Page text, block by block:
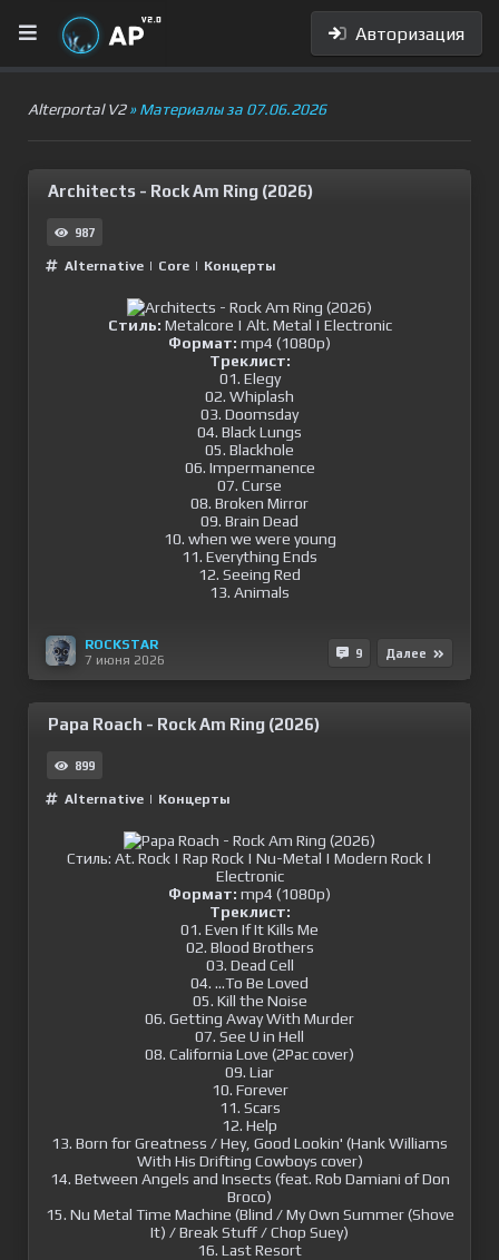
Авторизация
Alterportal V2» Материалы за 07.06.2026
Architects - Rock Am Ring (2026)
987
Alternative | Сore | Концерты
Стиль: Metalcore | Alt. Metal | Electronic
Формат: mp4 (1080p)
Треклист:
01. Elegy
02. Whiplash
03. Doomsday
04. Black Lungs
05. Blackhole
06. Impermanence
07. Curse
08. Broken Mirror
09. Brain Dead
10. when we were young
11. Everything Ends
12. Seeing Red
13. Animals
ROCKSTAR
7 июня 2026
9 Далее
Papa Roach - Rock Am Ring (2026)
899
Alternative | Концерты
Стиль: At. Rock | Rap Rock | Nu-Metal | Modern Rock |
Electronic
Формат: mp4 (1080p)
Треклист:
01. Even If It Kills Me
02. Blood Brothers
03. Dead Cell
04. ...To Be Loved
05. Kill the Noise
06. Getting Away With Murder
07. See U in Hell
08. California Love (2Pac cover)
09. Liar
10. Forever
11. Scars
12. Help
13. Born for Greatness / Hey, Good Lookin' (Hank Williams
With His Drifting Cowboys cover)
14. Between Angels and Insects (feat. Rob Damiani of Don
Broco)
15. Nu Metal Time Machine (Blind / My Own Summer (Shove
It) / Break Stuff / Chop Suey)
16. Last Resort